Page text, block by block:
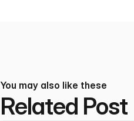
You may also like these
Related Post